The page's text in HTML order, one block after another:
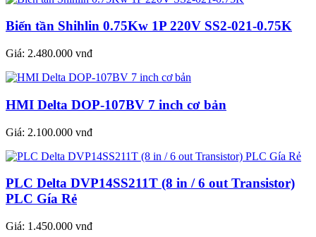
Biến tần Shihlin 0.75Kw 1P 220V SS2-021-0.75K
Giá: 2.480.000 vnđ
HMI Delta DOP-107BV 7 inch cơ bản
Giá: 2.100.000 vnđ
PLC Delta DVP14SS211T (8 in / 6 out Transistor)
PLC Gía Rẻ
Giá: 1.450.000 vnđ